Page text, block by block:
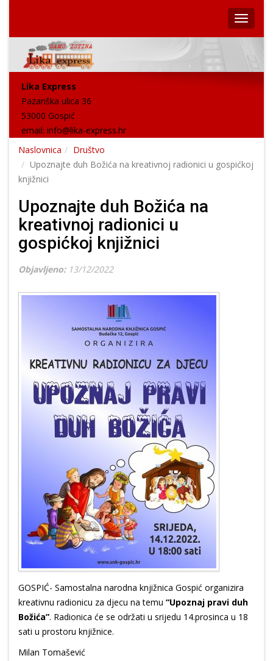
Lika Express
Pazariška ulica 36
53000 Gospić
email: info@lika-express.hr
Naslovnica
Društvo
Upoznajte duh Božića na kreativnoj radionici u gospićkoj
knjižnici
Upoznajte duh Božića na
kreativnoj radionici u
gospićkoj knjižnici
Objavljeno: 13/12/2022
GOSPIĆ- Samostalna narodna knjižnica Gospić organizira
kreativnu radionicu za djecu na temu “Upoznaj pravi duh
Božića”. Radionica će se održati u srijedu 14.prosinca u 18
sati u prostoru knjižnice.
Milan Tomašević